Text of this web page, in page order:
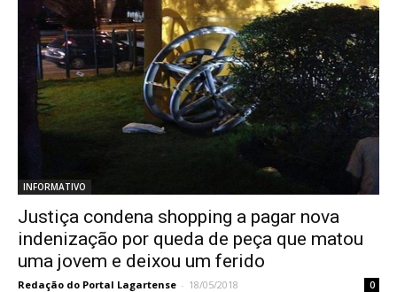
INFORMATIVO
Justiça condena shopping a pagar nova
indenização por queda de peça que matou
uma jovem e deixou um ferido
Redação do Portal Lagartense - 18/05/2018 0